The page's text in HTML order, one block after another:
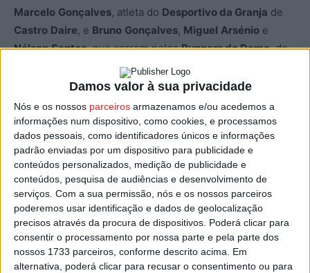
Damos valor à sua privacidade
Nós e os nossos parceiros armazenamos e/ou acedemos a
informações num dispositivo, como cookies, e processamos
dados pessoais, como identificadores únicos e informações
padrão enviadas por um dispositivo para publicidade e
conteúdos personalizados, medição de publicidade e
conteúdos, pesquisa de audiências e desenvolvimento de
serviços. Com a sua permissão, nós e os nossos parceiros
poderemos usar identificação e dados de geolocalização
precisos através da procura de dispositivos. Poderá clicar para
consentir o processamento por nossa parte e pela parte dos
nossos 1733 parceiros, conforme descrito acima. Em
alternativa, poderá clicar para recusar o consentimento ou para
Marcelo Gonçalves, atleta do Desportivo da Granja de
Castro Daire, e Bruno Gonçalves, Miguel Arsénio e
Nélson Santos, que correm pelosRunners do Demo, de
, vão integrar a seleção nacional.
Portugal irá participar nas disciplinas de Trail Running
Curto e Longo, e na Corrida de Montanha em “Uphill” e
“Up and Down”.
Na disciplina de Trail Running, a seleção portuguesa
estará representada por 10 atletas masculinos e 10
femininos, no ‘Short Trail’ que tem 45 quilómetros e um
desnível positivo de 3.657 metros, e no Long Trail’, prova
com 82 quilómetros de extensão e com 5.413 metros de
desnível positivo.